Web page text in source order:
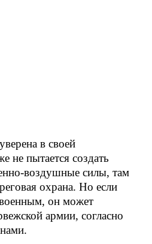
в своей
не пытается создать
воздушные силы, там
охрана. Но если
военным, он может
армии, согласно